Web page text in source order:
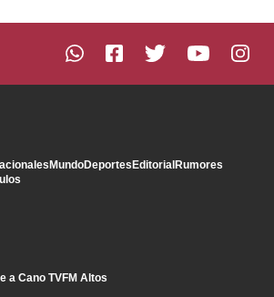
MundoDeportesEditorialRumores
a Cano TVFM Altos